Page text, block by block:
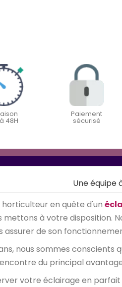
48H
Paiement
sécurisé
Une équipe
en quête d'un
mettons à votre
assurer de son
nous sommes conscients
du principal avantage
votre éclairage en